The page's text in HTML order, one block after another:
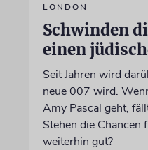
LONDON
Schwinden
einen
Seit Jahren wird
neue 007 wird.
Amy Pascal geht,
Stehen die Chancen
weiterhin gut?